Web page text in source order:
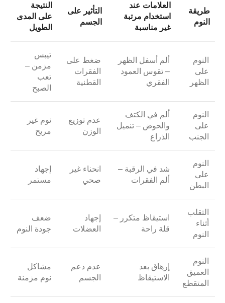
طريقة
النوم
العلامات عند
استخدام مرتبة
غير مناسبة
التأثير على
الجسم
النتيجة
على المدى
الطويل
النوم
على
الظهر
ألم أسفل الظهر
– تقوس العمود
الفقري
ضغط على
الفقرات
القطنية
تيبس
مزمن –
تعب
الصبح
النوم
على
الجنب
ألم في الكتف
والحوض – تنميل
الذراع
عدم توزيع
الوزن
نوم غير
مريح
النوم
على
البطن
شد في الرقبة –
ألم الفقرات
انحناء غير
صحي
إجهاد
مستمر
التقلب
أثناء
النوم
استيقاظ متكرر –
قلة راحة
إجهاد
العضلات
ضعف
جودة النوم
النوم
العميق
المتقطع
إرهاق بعد
الاستيقاظ
عدم دعم
الجسم
مشاكل
نوم مزمنة